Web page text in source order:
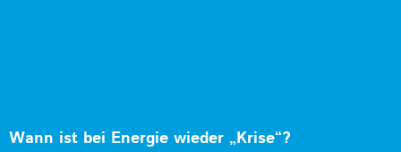
Wann ist bei Energie wieder „Krise“?